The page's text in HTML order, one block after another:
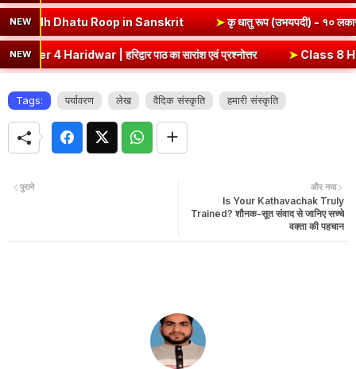
NEW
अर्थ एवं व्याकरण | Edh Dhatu Roop in Sanskrit ➤कृ धातु रूप
NEW| हरिद्वार पाठ का सारांश एवं प्रश्नोत्तर ➤Class 8 Hindi Malhar
Tags: पर्यावरण लेख वैदिक संस्कृति हमारी संस्कृति
और नया
Is Your Kathavachak Truly
Trained? शौनक-सूत संवाद से जानिए सच्चे
वक्ता की पहचान
पुराने